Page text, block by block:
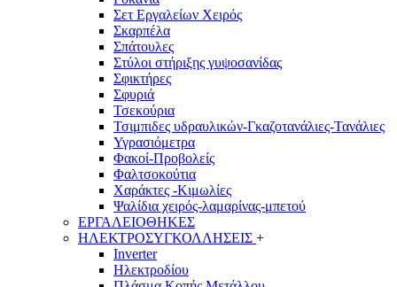
Σετ Εργαλείων Χειρός
Σκαρπέλα
Σπάτουλες
Στύλοι στήριξης γυψοσανίδας
Σφικτήρες
Σφυριά
Τσεκούρια
Τσιμπιδες υδραυλικών-Γκαζοτανάλιες-Τανάλιες
Υγρασιόμετρα
Φακοί-Προβολείς
Φαλτσοκούτια
Χαράκτες -Κιμωλίες
Ψαλίδια χειρός-λαμαρίνας-μπετού
ΕΡΓΑΛΕΙΟΘΗΚΕΣ
ΗΛΕΚΤΡΟΣΥΓΚΟΛΛΗΣΕΙΣ +
Inverter
Ηλεκτροδίου